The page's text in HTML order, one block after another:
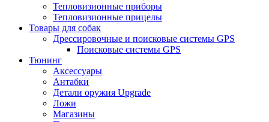
Тепловизионные приборы
Тепловизионные прицелы
Товары для собак
Дрессировочные и поисковые системы GPS
Поисковые системы GPS
Тюнинг
Аксессуары
Антабки
Детали оружия Upgrade
Ложи
Магазины